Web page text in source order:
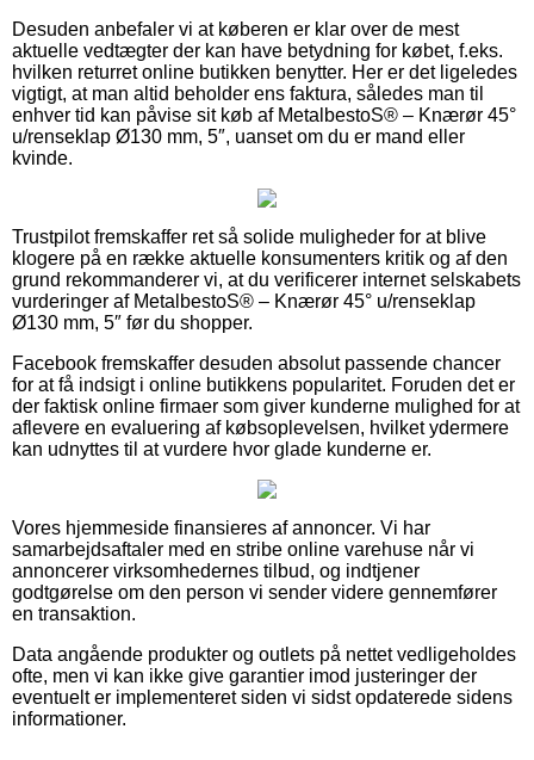
Desuden anbefaler vi at køberen er klar over de mest
aktuelle vedtægter der kan have betydning for købet, f.eks.
hvilken returret online butikken benytter. Her er det ligeledes
vigtigt, at man altid beholder ens faktura, således man til
enhver tid kan påvise sit køb af MetalbestoS® – Knærør 45°
u/renseklap Ø130 mm, 5″, uanset om du er mand eller
kvinde.
Trustpilot fremskaffer ret så solide muligheder for at blive
klogere på en række aktuelle konsumenters kritik og af den
grund rekommanderer vi, at du verificerer internet selskabets
vurderinger af MetalbestoS® – Knærør 45° u/renseklap
Ø130 mm, 5″ før du shopper.
Facebook fremskaffer desuden absolut passende chancer
for at få indsigt i online butikkens popularitet. Foruden det er
der faktisk online firmaer som giver kunderne mulighed for at
aflevere en evaluering af købsoplevelsen, hvilket ydermere
kan udnyttes til at vurdere hvor glade kunderne er.
Vores hjemmeside finansieres af annoncer. Vi har
samarbejdsaftaler med en stribe online varehuse når vi
annoncerer virksomhedernes tilbud, og indtjener
godtgørelse om den person vi sender videre gennemfører
en transaktion.
Data angående produkter og outlets på nettet vedligeholdes
ofte, men vi kan ikke give garantier imod justeringer der
eventuelt er implementeret siden vi sidst opdaterede sidens
informationer.